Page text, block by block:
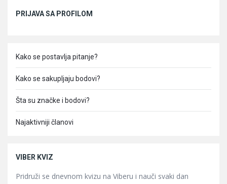
PRIJAVA SA PROFILOM
Kako se postavlja pitanje?
Kako se sakupljaju bodovi?
Šta su značke i bodovi?
Najaktivniji članovi
VIBER KVIZ
Pridruži se dnevnom kvizu na Viberu i nauči svaki dan